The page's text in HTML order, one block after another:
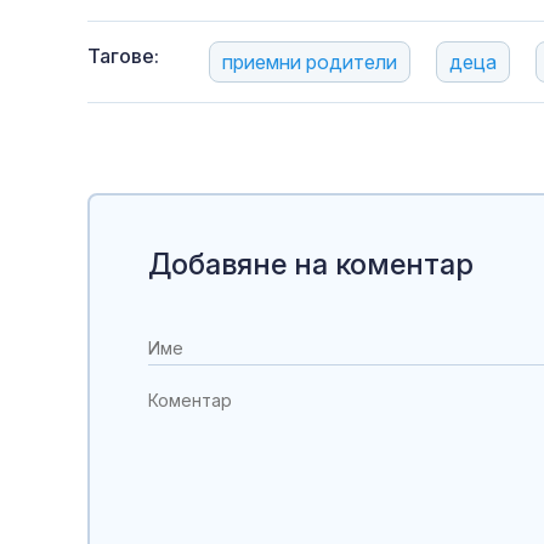
Тагове: приемни родители деца
Добавяне на коментар